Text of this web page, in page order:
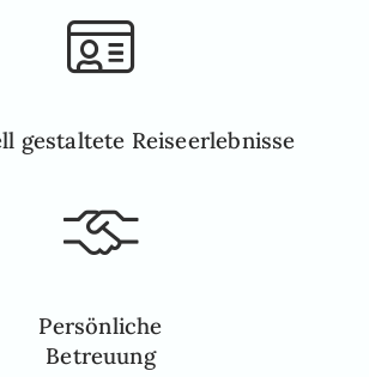
gestaltete Reiseerlebnisse
Persönliche
Betreuung